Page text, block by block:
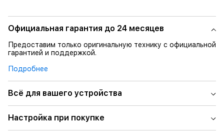
Официальная гарантия до 24 месяцев
Предоставим только оригинальную технику с официальной
гарантией и поддержкой.
Подробнее
Всё для вашего устройства
Настройка при покупке